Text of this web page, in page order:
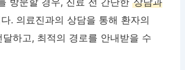
. 의료진과의 상담을 통해 환자의
하고, 최적의 경로를 안내받을 수